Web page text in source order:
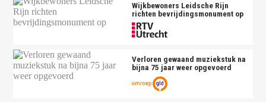
Wijkbewoners Leidsche Rijn
richten bevrijdingsmonument op
Verloren gewaand muziekstuk na
bijna 75 jaar weer opgevoerd